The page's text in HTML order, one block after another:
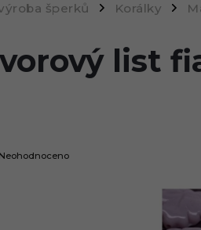
šperků / Korálky /
list
Neohodnoceno